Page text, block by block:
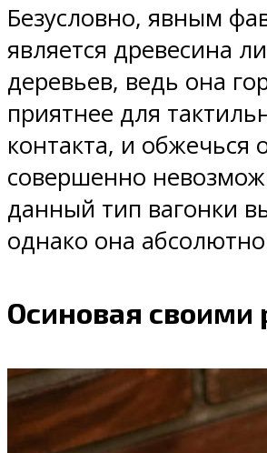
Безусловно, явным
является древесина
деревьев, ведь она
приятнее для
контакта, и обжечься
совершенно
данный тип вагонки
однако она
Осиновая своими